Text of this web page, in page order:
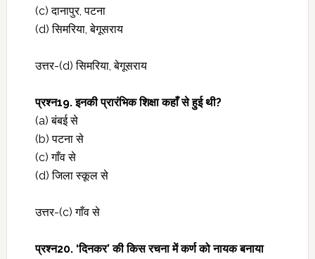
(c) दानापुर, पटना
(d) सिमरिया, बेगूसराय
उत्तर-(d) सिमरिया, बेगूसराय
प्रश्‍न19. इनकी प्रारंभिक शिक्षा कहाँ से हुई थी?
(a) बंबई से
(b) पटना से
(c) गाँव से
(d) जिला स्कूल से
उत्तर-(c) गाँव से
प्रश्‍न20. ‘दिनकर’ की किस रचना में कर्ण को नायक बनाया